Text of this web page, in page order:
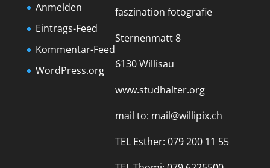
Anmelden
Eintrags-Feed
Kommentar-Feed
WordPress.org
faszination fotografie
Sternenmatt 8
6130 Willisau
www.studhalter.org
mail to: mail@willipix.ch
TEL Esther: 079 200 11 55